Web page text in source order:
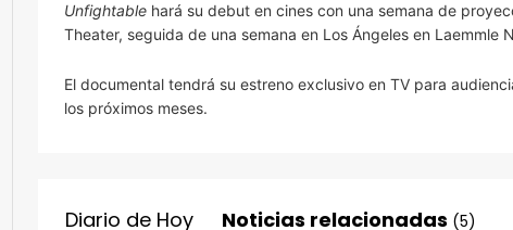
Unfightable hará su debut en cines con una semana de
Theater, seguida de una semana en Los Ángeles en Laemmle
El documental tendrá su estreno exclusivo en TV para
los próximos meses.
Diario de Hoy Noticias relacionadas (5)